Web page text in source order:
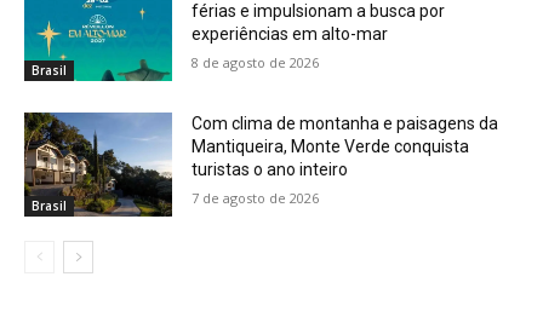
Brasil
férias e impulsionam a busca por
experiências em alto-mar
8 de agosto de 2026
Brasil
Com clima de montanha e paisagens da
Mantiqueira, Monte Verde conquista
turistas o ano inteiro
7 de agosto de 2026